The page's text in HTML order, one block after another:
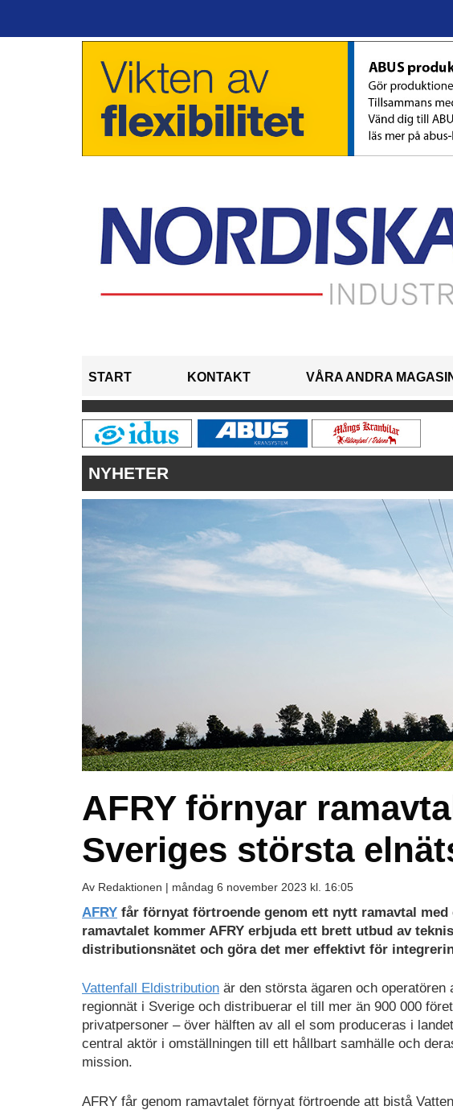
START KONTAKT VÅRA ANDRA
NYHETER
AFRY förnyar
Sveriges största
Av Redaktionen | måndag 6 november 2023 kl. 16:05
AFRY får förnyat förtroende genom ett nytt ramavtal
ramavtalet kommer AFRY erbjuda ett brett utbud av
distributionsnätet och göra det mer effektivt för
Vattenfall Eldistribution är den största ägaren och operatören
regionnät i Sverige och distribuerar el till mer än 900 000
privatpersoner – över hälften av all el som produceras i
central aktör i omställningen till ett hållbart samhälle och
mission.
AFRY får genom ramavtalet förnyat förtroende att bistå